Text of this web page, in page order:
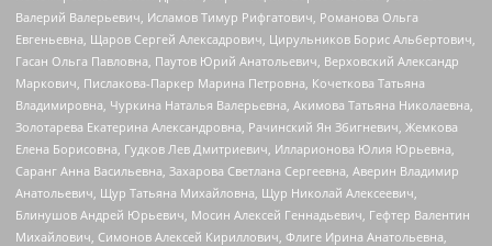
Валерий Валерьевич, Исламов Тимур Рифгатович, Романова Ольга
Евгеньевна, Щаров Сергей Алексадрович, Цирульников Борис Альбертович,
Гасан Ольга Павловна, Паутов Юрий Анатольевич, Верховский Александр
Маркович, Пислакова-Паркер Марина Петровна, Кочеткова Татьяна
Владимировна, Чуркина Наталья Валерьевна, Акимова Татьяна Николаевна,
Золотарева Екатерина Александровна, Рачинский Ян Збигневич, Жемкова
Елена Борисовна, Гудков Лев Дмитриевич, Илларионова Юлия Юрьевна,
Саранг Анна Васильевна, Захарова Светлана Сергеевна, Аверин Владимир
Анатольевич, Щур Татьяна Михайловна, Щур Николай Алексеевич,
Блинушов Андрей Юрьевич, Мосин Алексей Геннадьевич, Гефтер Валентин
Михайлович, Симонов Алексей Кириллович, Флиге Ирина Анатольевна,